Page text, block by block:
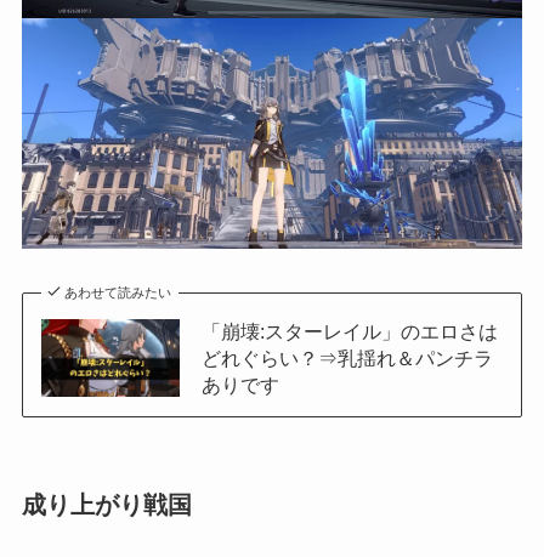
あわせて読みたい
「崩壊:スターレイル」のエロさは
どれぐらい？⇒乳揺れ＆パンチラ
ありです
成り上がり戦国